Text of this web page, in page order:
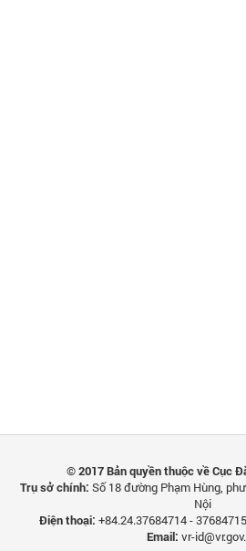
© 2017 Bản quyền thuộc về Cục
Trụ sở chính: Số 18 đường Phạm Hùng,
Nội
Điện thoại: +84.24.37684714 -
Email: vr-